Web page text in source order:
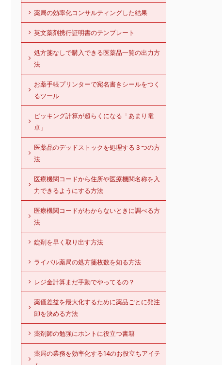
薬局の効率化コンサルティングした結果
英文薬剤携行証明書のテンプレート
処方箋なしで購入できる医薬品一覧の出力方
法
お薬手帳プリンターで宛名書きシールをつく
るツール
ピッキング計算が超らくになる「あまり電
卓」
医薬品のデッドストックを処理する３つの方
法
医療機関コードから住所や医療機関名称を入
力できるようにする方法
医療機関コードがわからないときに調べる方
法
錠剤を早く取り出す方法
ライバル薬局の処方箋枚数を知る方法
レジ金計算まだ手動でやってるの？
薬価差益を最大化するために薬品ごとに発注
卸を決める方法
薬剤師の勉強にホントに役立つ書籍
薬局の業務を効率化する14のお役立ちアイテ